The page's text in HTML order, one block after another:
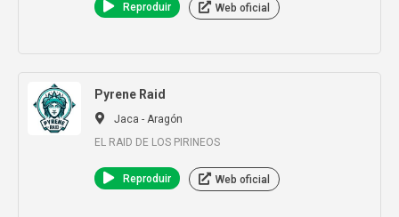
Reproduir Web oficial
Pyrene Raid
Jaca - Aragón
EL RAID DE LOS PIRINEOS
Reproduir Web oficial